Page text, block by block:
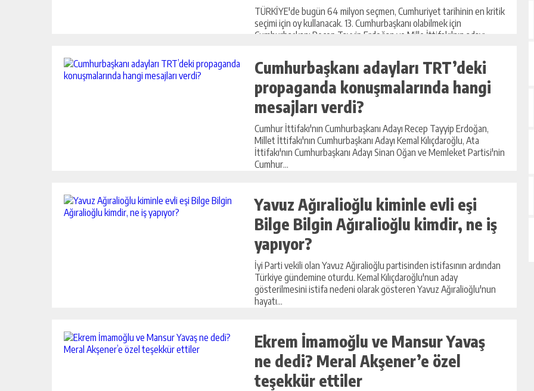
TÜRKİYE'de bugün 64 milyon seçmen, Cumhuriyet tarihinin en kritik
seçimi için oy kullanacak. 13. Cumhurbaşkanı olabilmek için
Cumhurbaşkanı Recep Tayyip Erdoğan ve Mille İttifakı'nın adayı
Cumhurbaşkanı adayları TRT’deki
propaganda konuşmalarında hangi
mesajları verdi?
Cumhur İttifakı'nın Cumhurbaşkanı Adayı Recep Tayyip Erdoğan,
Millet İttifakı'nın Cumhurbaşkanı Adayı Kemal Kılıçdaroğlu, Ata
İttifakı'nın Cumhurbaşkanı Adayı Sinan Oğan ve Memleket Partisi'nin
Cumhur...
Yavuz Ağıralioğlu kiminle evli eşi
Bilge Bilgin Ağıralioğlu kimdir, ne iş
yapıyor?
İyi Parti vekili olan Yavuz Ağıralioğlu partisinden istifasının ardından
Türkiye gündemine oturdu. Kemal Kılıçdaroğlu'nun aday
gösterilmesini istifa nedeni olarak gösteren Yavuz Ağıralioğlu'nun
hayatı...
Ekrem İmamoğlu ve Mansur Yavaş
ne dedi? Meral Akşener’e özel
teşekkür ettiler